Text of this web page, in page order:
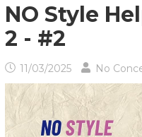
NO Style
2 - #2
11/03/2025 No